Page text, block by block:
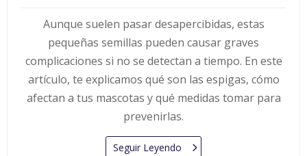
Aunque suelen pasar desapercibidas, estas
pequeñas semillas pueden causar graves
complicaciones si no se detectan a tiempo. En este
artículo, te explicamos qué son las espigas, cómo
afectan a tus mascotas y qué medidas tomar para
prevenirlas.
Seguir Leyendo